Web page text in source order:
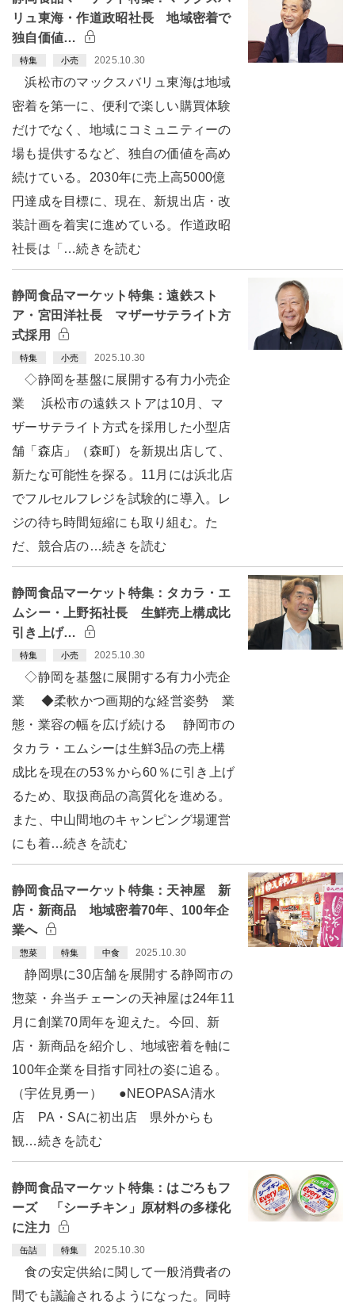
リュ東海・作道政昭社長 地域密着で
独自価値…
特集 小売 2025.10.30
浜松市のマックスバリュ東海は地域
密着を第一に、便利で楽しい購買体験
だけでなく、地域にコミュニティーの
場も提供するなど、独自の価値を高め
続けている。2030年に売上高5000億
円達成を目標に、現在、新規出店・改
装計画を着実に進めている。作道政昭
社長は「…続きを読む
静岡食品マーケット特集：遠鉄スト
ア・宮田洋社長 マザーサテライト方
式採用
特集 小売 2025.10.30
◇静岡を基盤に展開する有力小売企
業 浜松市の遠鉄ストアは10月、マ
ザーサテライト方式を採用した小型店
舗「森店」（森町）を新規出店して、
新たな可能性を探る。11月には浜北店
でフルセルフレジを試験的に導入。レ
ジの待ち時間短縮にも取り組む。た
だ、競合店の…続きを読む
静岡食品マーケット特集：タカラ・エ
ムシー・上野拓社長 生鮮売上構成比
引き上げ…
特集 小売 2025.10.30
◇静岡を基盤に展開する有力小売企
業 ◆柔軟かつ画期的な経営姿勢 業
態・業容の幅を広げ続ける 静岡市の
タカラ・エムシーは生鮮3品の売上構
成比を現在の53％から60％に引き上げ
るため、取扱商品の高質化を進める。
また、中山間地のキャンピング場運営
にも着…続きを読む
静岡食品マーケット特集：天神屋 新
店・新商品 地域密着70年、100年企
業へ
惣菜 特集 中食 2025.10.30
静岡県に30店舗を展開する静岡市の
惣菜・弁当チェーンの天神屋は24年11
月に創業70周年を迎えた。今回、新
店・新商品を紹介し、地域密着を軸に
100年企業を目指す同社の姿に追る。
（宇佐見勇一） ●NEOPASA清水
店 PA・SAに初出店 県外からも
観…続きを読む
静岡食品マーケット特集：はごろもフ
ーズ 「シーチキン」原材料の多様化
に注力
缶詰 特集 2025.10.30
食の安定供給に関して一般消費者の
間でも議論されるようになった。同時